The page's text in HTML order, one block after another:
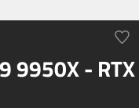
9950X - RTX